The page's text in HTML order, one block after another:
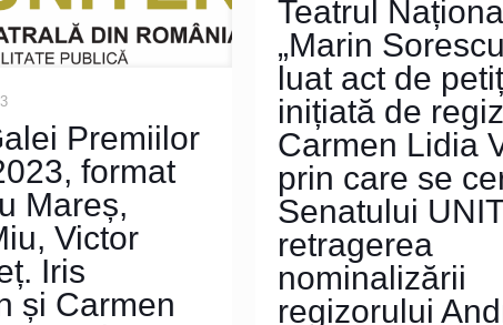
Teatrul
„Marin
luat act de
inițiată de
Carmen Lidia
prin care se
Senatului
retragerea
nominalizării
regizorului
Premiilor
format
Mareș,
Victor
Iris
și Carmen